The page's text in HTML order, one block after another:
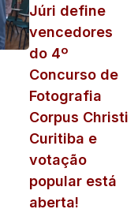
Júri define
vencedores
do 4º
Concurso de
Fotografia
Corpus Christi
Curitiba e
votação
popular está
aberta!